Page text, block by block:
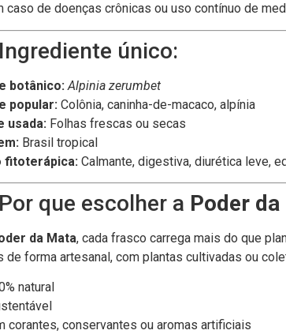
caso de doenças crônicas ou uso contínuo de
único:
botânico: Alpinia zerumbet
popular: Colônia, caninha-de-macaco, alpínia
usada: Folhas frescas ou secas
Brasil tropical
fitoterápica: Calmante, digestiva, diurética leve,
que escolher a Poder
da Mata, cada frasco carrega mais do que
de forma artesanal, com plantas cultivadas ou
natural
corantes, conservantes ou aromas artificiais